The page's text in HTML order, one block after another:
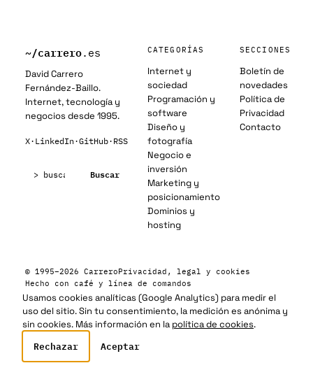
~/carrero.es
David Carrero
Fernández-Baillo.
Internet, tecnología y
negocios desde 1995.
X· LinkedIn·GitHub· RSS
Buscar
CATEGORÍAS
Internet y
sociedad
Programación y
software
Diseño y
fotografía
Negocio e
inversión
Marketing y
posicionamiento
Dominios y
hosting
SECCIONES
Boletín de
novedades
Política de
Privacidad
Contacto
© 1995–2026 CarreroPrivacidad, legal y cookies
Hecho con café y línea de comandos
Usamos cookies analíticas (Google Analytics) para medir el
uso del sitio. Sin tu consentimiento, la medición es anónima y
sin cookies. Más información en lapolítica de cookies.
Rechazar Aceptar